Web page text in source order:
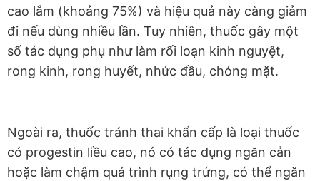
cao lắm (khoảng 75%) và hiệu quả này càng giảm
đi nếu dùng nhiều lần. Tuy nhiên, thuốc gây một
số tác dụng phụ như làm rối loạn kinh nguyệt,
rong kinh, rong huyết, nhức đầu, chóng mặt.
Ngoài ra, thuốc tránh thai khẩn cấp là loại thuốc
có progestin liều cao, nó có tác dụng ngăn cản
hoặc làm chậm quá trình rụng trứng, có thể ngăn